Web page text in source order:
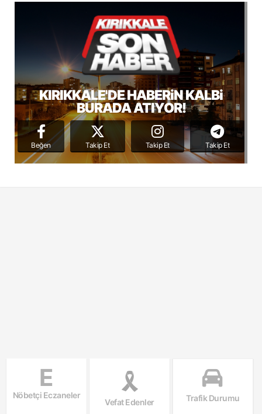
KIRIKKALE'DE HABERiN KALBi
BURADA ATIYOR!
Beğen Takip Et Takip Et Takip Et
E
Nöbetçi Eczaneler
Vefat Edenler Trafik Durumu